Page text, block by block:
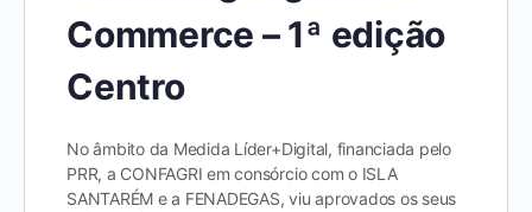
Commerce – 1ª edição
Centro
No âmbito da Medida Líder+Digital, financiada pelo
PRR, a CONFAGRI em consórcio com o ISLA
SANTARÉM e a FENADEGAS, viu aprovados os seus